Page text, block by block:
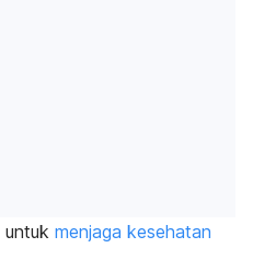
untuk menjaga kesehatan